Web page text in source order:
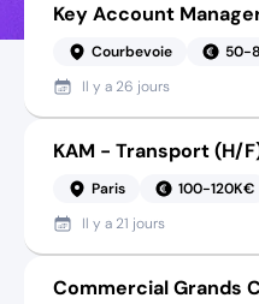
Key Account
Courbevoie
50-
Il y a 26 jours
KAM - Transport (H/
Paris
100-120K€
Il y a 21 jours
Commercial Grands